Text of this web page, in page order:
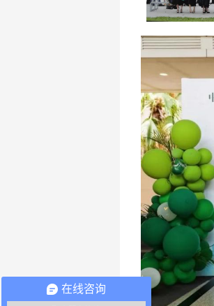
在线咨询